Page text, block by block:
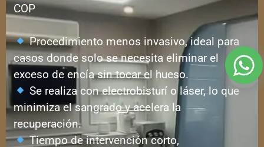
COP
Procedimiento menos invasivo, ideal para
casos donde solo se necesita eliminar el
exceso de encía sin tocar el hueso.
Se realiza con electrobisturí o láser, lo que
minimiza el sangrado y acelera la
recuperación.
Tiempo de intervención corto,